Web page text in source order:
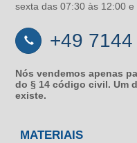
sexta das 07:30 às 12:00
+49
Nós vendemos apenas
do § 14 código civil. Um
existe.
MATERIAIS